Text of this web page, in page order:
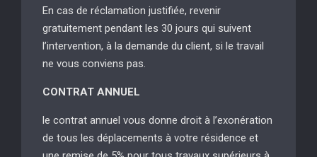
En cas de réclamation justifiée, revenir
gratuitement pendant les 30 jours qui suivent
l’intervention, à la demande du client, si le travail
ne vous conviens pas.
CONTRAT ANNUEL
le contrat annuel vous donne droit à l’exonération
de tous les déplacements à votre résidence et